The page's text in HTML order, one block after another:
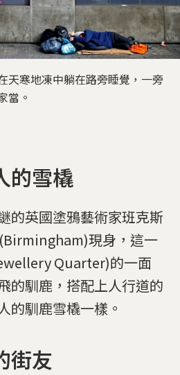
天寒地凍中躺在路旁睡覺，一旁
當。
的雪橇
的英國塗鴉藝術家班克斯
現身，這一
Quarter)的一面
的馴鹿，搭配上人行道的
的馴鹿雪橇一樣。
街友